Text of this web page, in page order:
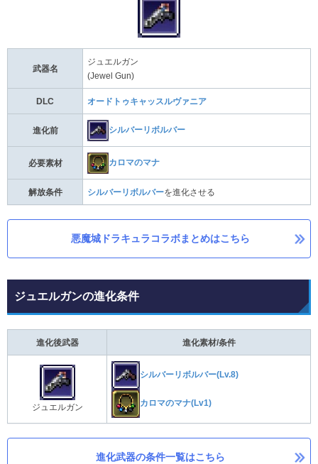
武器名
ジュエルガン
(Jewel Gun)
DLC オードトゥキャッスルヴァニア
進化前 シルバーリボルバー
必要素材 カロマのマナ
解放条件 シルバーリボルバーを進化させる
悪魔城ドラキュラコラボまとめはこちら
ジュエルガンの進化条件
進化後武器 進化素材/条件
ジュエルガン
シルバーリボルバー(Lv.8)
カロマのマナ(Lv1)
進化武器の条件一覧はこちら